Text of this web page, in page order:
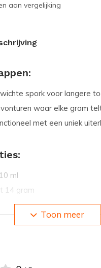
aan vergelijking
spork voor langere
waar elke gram
met een uniek
ml
14 gram
(Lengte): 205 mm
50% hout / 50% kunststof
Toon meer